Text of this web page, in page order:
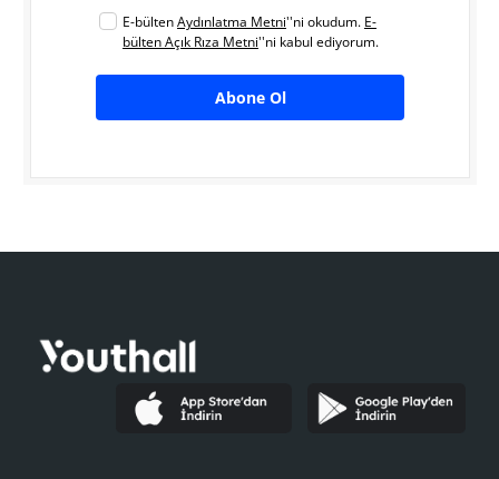
E-bültenAydınlatma Metni''ni okudum. E-
bülten Açık Rıza Metni''ni kabul ediyorum.
Abone Ol